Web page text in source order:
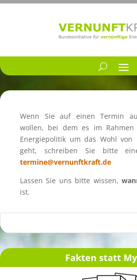
Wenn Sie auf einen Termin
wollen, bei dem es im Rahmen
Energie­po­li­tik um das Wohl
geht, schrei­ben Sie bitte
termine@vernunftkraft.de
Lassen Sie uns bitte wissen,
ist.
Fakten statt